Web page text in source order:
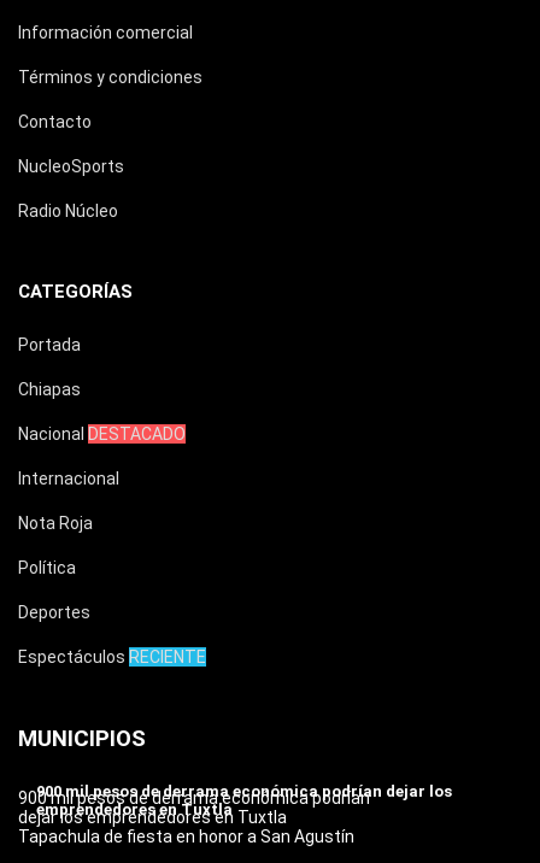
Información comercial
Términos y condiciones
Contacto
NucleoSports
Radio Núcleo
CATEGORÍAS
Portada
Chiapas
Nacional DESTACADO
Internacional
Nota Roja
Política
Deportes
Espectáculos RECIENTE
MUNICIPIOS
900 mil pesos de derrama económica podrían dejar los
emprendedores en Tuxtla
900 mil pesos de derrama económica podrían
dejar los emprendedores en Tuxtla
Tapachula de fiesta en honor a San Agustín